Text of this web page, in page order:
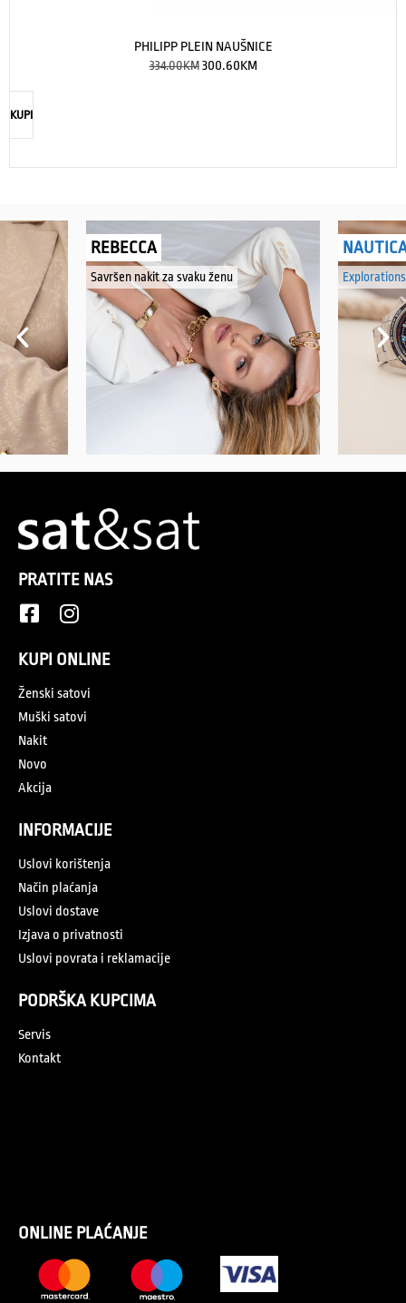
PHILIPP PLEIN NAUŠNICE
334.00KM 300.60KM
KUPI
REBECCA
Savršen nakit za svaku ženu
PRATITE NAS
KUPI ONLINE
Ženski satovi
Muški satovi
Nakit
Novo
Akcija
INFORMACIJE
Uslovi korištenja
Način plaćanja
Uslovi dostave
Izjava o privatnosti
Uslovi povrata i reklamacije
PODRŠKA KUPCIMA
Servis
Kontakt
ONLINE PLAĆANJE